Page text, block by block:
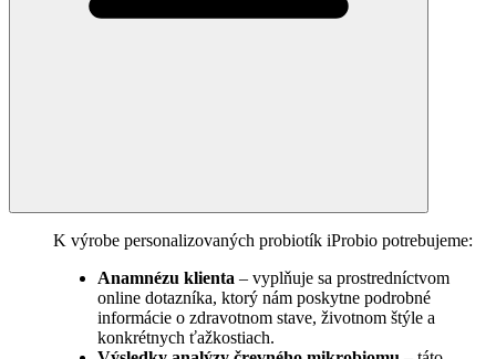
K výrobe personalizovaných probiotík iProbio potrebujeme:
Anamnézu klienta – vyplňuje sa prostredníctvom
online dotazníka, ktorý nám poskytne podrobné
informácie o zdravotnom stave, životnom štýle a
konkrétnych ťažkostiach.